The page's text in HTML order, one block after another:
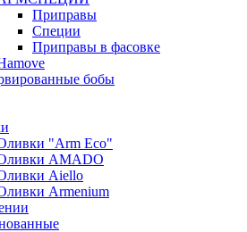
Приправы
Специи
Приправы в фасовке
бобы
"Arm Eco"
AMADO
Aiello
Armenium